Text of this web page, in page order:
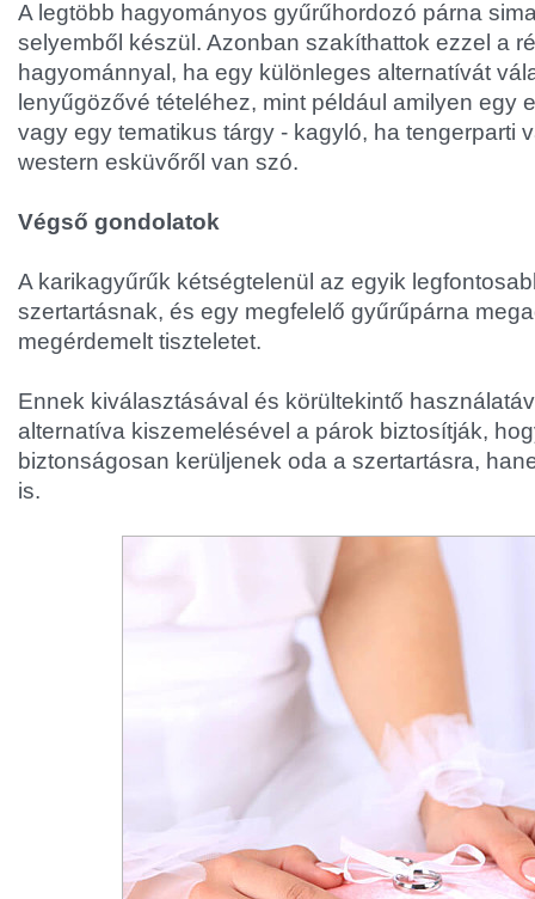
A legtöbb hagyományos gyűrűhordozó párna
selyemből készül. Azonban szakíthattok ezzel a
hagyománnyal, ha egy különleges alternatívát
lenyűgözővé tételéhez, mint például amilyen egy
vagy egy tematikus tárgy - kagyló, ha tengerparti
western esküvőről van szó.
Végső gondolatok
A karikagyűrűk kétségtelenül az egyik
szertartásnak, és egy megfelelő gyűrűpárna
megérdemelt tiszteletet.
Ennek kiválasztásával és körültekintő
alternatíva kiszemelésével a párok biztosítják,
biztonságosan kerüljenek oda a szertartásra,
is.